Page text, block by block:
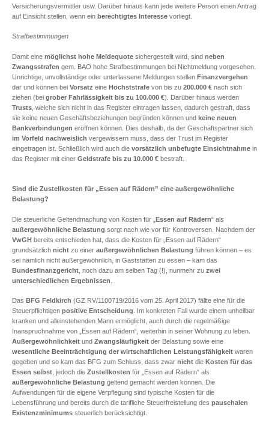
Versicherungsvermittler usw. Darüber hinaus kann jede weitere Person einen Antrag
auf Einsicht stellen, wenn ein berechtigtes Interesse vorliegt.
Strafbestimmungen
Damit eine möglichst hohe Meldequote sichergestellt wird, sind neben
Zwangsstrafen gem. BAO hohe Strafbestimmungen bei Nichtmeldung vorgesehen.
Unrichtige, unvollständige oder unterlassene Meldungen stellen Finanzvergehen
dar und können bei Vorsatz eine Höchststrafe von bis zu 200.000 € nach sich
ziehen (bei grober Fahrlässigkeit bis zu 100.000 €). Darüber hinaus werden
Trusts , welche sich nicht in das Register eintragen lassen, dadurch gestraft, dass
sie keine neuen Geschäftsbeziehungen begründen können und keine neuen
Bankverbindungen eröffnen können. Dies deshalb, da der Geschäftspartner sich
im Vorfeld nachweislich vergewissern muss, dass der Trust im Register
eingetragen ist. Schließlich wird auch die vorsätzlich unbefugte Einsichtnahme in
das Register mit einer Geldstrafe bis zu 10.000 € bestraft.
Sind die Zustellkosten für „Essen auf Rädern” eine außergewöhnliche
Belastung?
Die steuerliche Geltendmachung von Kosten für „ Essen auf Rädern“ als
außergewöhnliche Belastung sorgt nach wie vor für Kontroversen. Nachdem der
VwGH bereits entschieden hat, dass die Kosten für „Essen auf Rädern“
grundsätzlich nicht zu einer außergewöhnlichen Belastung führen können – es
sei nämlich nicht außergewöhnlich, in Gaststätten zu essen – kam das
Bundesfinanzgericht , noch dazu am selben Tag (!), nunmehr zu zwei
unterschiedlichen Ergebnissen
Das BFG Feldkirch (GZ RV/1100719/2016 vom 25. April 2017) fällte eine für die
Steuerpflichtigen positive Entscheidung . Im konkreten Fall wurde einem unheilbar
kranken und alleinstehenden Mann ermöglicht, auch durch die regelmäßige
Inanspruchnahme von „Essen auf Rädern“, weiterhin in seiner Wohnung zu leben.
Außergewöhnlichkeit und Zwangsläufigkeit der Belastung sowie eine
wesentliche Beeinträchtigung der wirtschaftlichen Leistungsfähigkeit waren
gegeben und so kam das BFG zum Schluss, dass zwar nicht die Kosten für das
Essen selbst , jedoch die Zustellkosten für „Essen auf Rädern“ als
außergewöhnliche Belastung geltend gemacht werden können. Die
Aufwendungen für die eigene Verpflegung sind typische Kosten für die
Lebensführung und bereits durch die tarifliche Steuerfreistellung des pauschalen
Existenzminimums steuerlich berücksichtigt.